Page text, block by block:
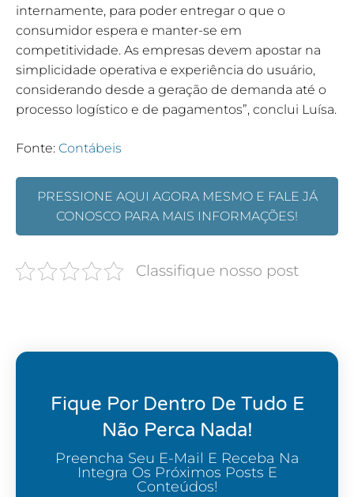
internamente, para poder entregar o que o
consumidor espera e manter-se em
competitividade. As empresas devem apostar na
simplicidade operativa e experiência do usuário,
considerando desde a geração de demanda até o
processo logístico e de pagamentos”, conclui Luísa.
Fonte: Contábeis
PRESSIONE AQUI AGORA MESMO E FALE JÁ
CONOSCO PARA MAIS INFORMAÇÕES!
Classifique nosso post
Fique Por Dentro De Tudo E
Não Perca Nada!
Preencha Seu E-Mail E Receba Na
Integra Os Próximos Posts E
Conteúdos!